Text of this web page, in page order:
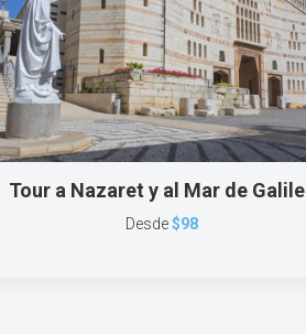
Tour a Nazaret y al Mar de
Desde$98